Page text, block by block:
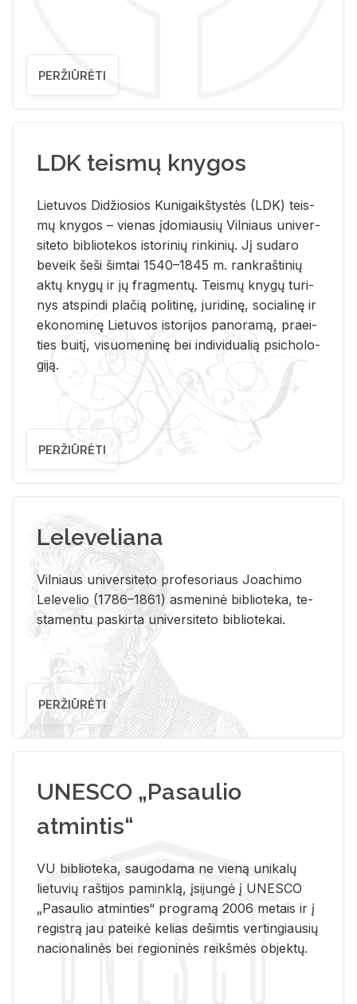
PERŽIŪRĖTI
LDK teismų knygos
Lie­tu­vos Di­džio­sios Ku­ni­gaikš­tys­tės (LDK) teis­
mų kny­gos – vie­nas įdo­miau­sių Vil­niaus uni­ver­
si­te­to bi­b­lio­te­kos is­to­ri­nių rin­ki­nių. Jį su­da­ro
be­veik šeši šim­tai 1540–1845 m. rank­raš­ti­nių
aktų kny­gų ir jų frag­men­tų. Teis­mų kny­gų tu­ri­
nys at­spin­di pla­čią po­li­ti­nę, ju­ri­di­nę, so­cia­li­nę ir
eko­no­mi­nę Lie­tu­vos is­to­ri­jos pa­no­ra­mą, pra­ei­
ties bui­tį, vi­suo­me­ni­nę bei in­di­vi­dua­lią psi­cho­lo­
gi­ją.
PERŽIŪRĖTI
Leleveliana
Vil­niaus uni­ver­si­te­to pro­fe­so­riaus Jo­a­chi­mo
Le­le­ve­lio (1786–1861) as­me­ni­nė bi­b­lio­te­ka, te­
sta­men­tu pa­skir­ta uni­ver­si­te­to bi­b­lio­te­kai.
PERŽIŪRĖTI
UNESCO „Pasaulio
atmintis“
VU biblioteka, saugodama ne vieną unikalų
lietuvių raštijos paminklą, įsijungė į UNESCO
„Pasaulio atminties“ programą 2006 metais ir į
registrą jau pateikė kelias dešimtis vertingiausių
nacionalinės bei regioninės reikšmės objektų.